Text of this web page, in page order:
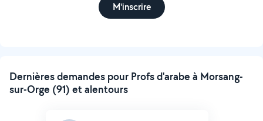
M'inscrire
Dernières demandes pour Profs d'arabe à Morsang-
sur-Orge (91) et alentours